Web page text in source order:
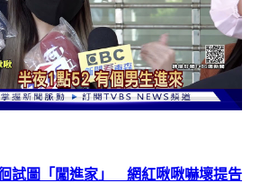
試圖「闖進家」 網紅啾啾嚇壞提告